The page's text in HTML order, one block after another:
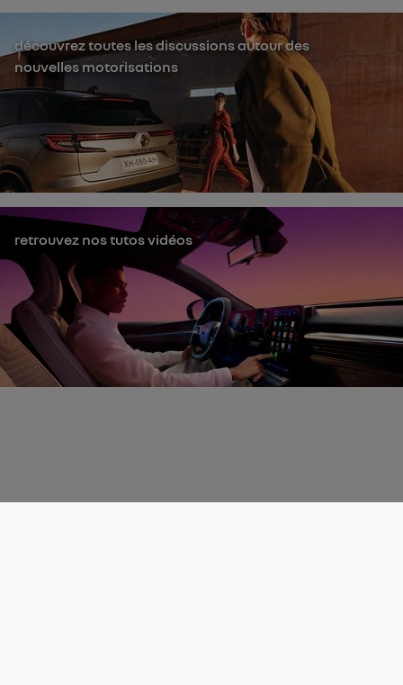
découvrez toutes les discussions autour des
nouvelles motorisations
retrouvez nos tutos vidéos